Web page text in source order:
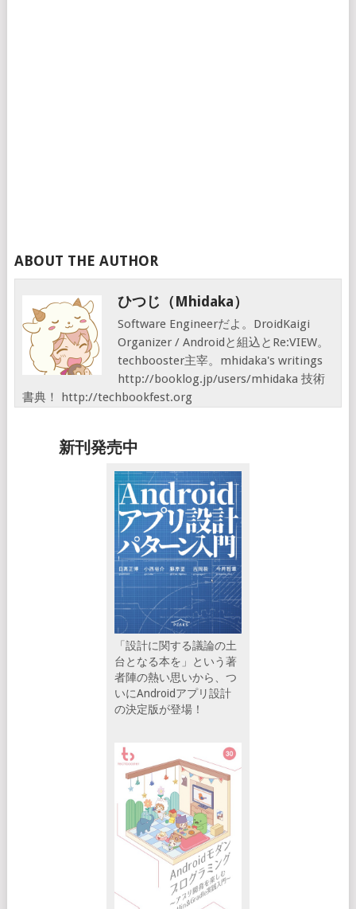
ABOUT THE AUTHOR
ひつじ（mhidaka）
Software Engineerだよ。DroidKaigi
Organizer / Androidと組込とRe:VIEW。
techbooster主宰。mhidaka's writings
http://booklog.jp/users/mhidaka 技術
書典！ http://techbookfest.org
新刊発売中
「設計に関する議論の土
台となる本を」という著
者陣の熱い思いから、つ
いにAndroidアプリ設計
の決定版が登場！